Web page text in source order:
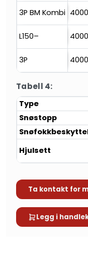
3P BM Kombi 4000
L150–
4000
3P
4000
Tabell 4:
Type
Snøstopp
Hjulsett
Ta kontakt for
Legg i